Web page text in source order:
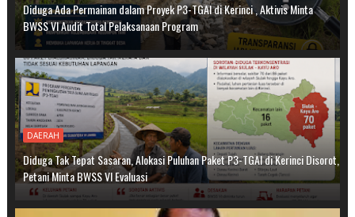
Diduga Ada Permainan dalam Proyek P3-TGAI di Kerinci , Aktivis Minta
BWSS VI Audit Total Pelaksanaan Program
DAERAH
Diduga Tak Tepat Sasaran, Alokasi Puluhan Paket P3-TGAI di Kerinci Disorot,
Petani Minta BWSS VI Evaluasi